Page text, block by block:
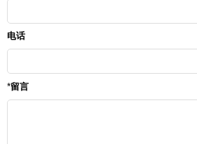
电话
*留言